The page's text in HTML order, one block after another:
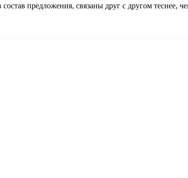
предложения, связаны друг с другом теснее,